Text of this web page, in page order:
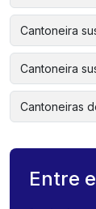
Cantoneira
Cantoneira
Cantoneiras
Entre